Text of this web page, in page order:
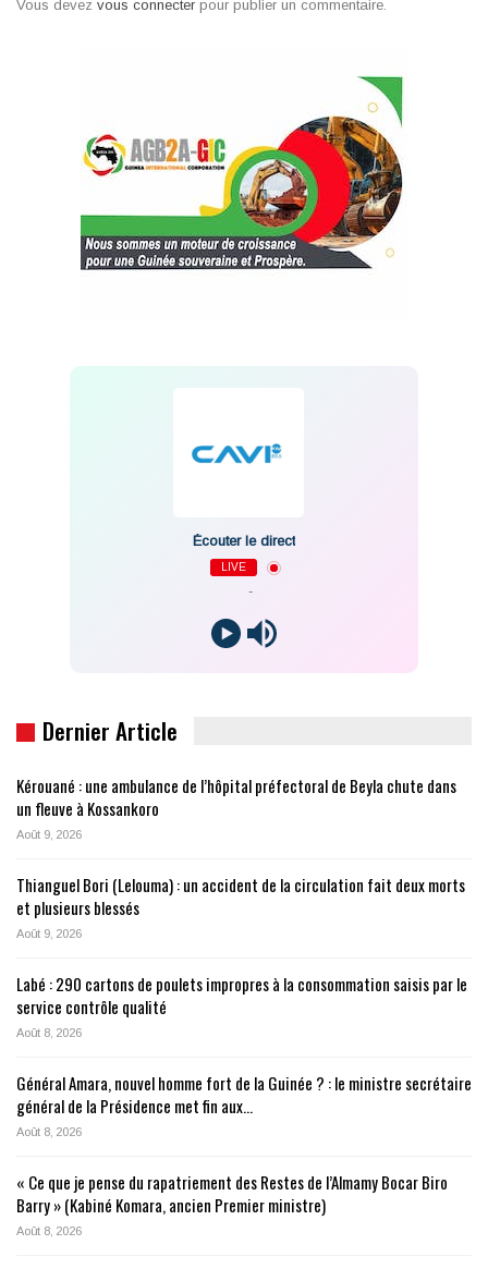
Vous devez vous connecter pour publier un commentaire.
Écouter le direct
LIVE
Dernier Article
Kérouané : une ambulance de l’hôpital préfectoral de Beyla chute dans
un fleuve à Kossankoro
Août 9, 2026
Thianguel Bori (Lelouma) : un accident de la circulation fait deux morts
et plusieurs blessés
Août 9, 2026
Labé : 290 cartons de poulets impropres à la consommation saisis par le
service contrôle qualité
Août 8, 2026
Général Amara, nouvel homme fort de la Guinée ? : le ministre secrétaire
général de la Présidence met fin aux…
Août 8, 2026
« Ce que je pense du rapatriement des Restes de l’Almamy Bocar Biro
Barry » (Kabiné Komara, ancien Premier ministre)
Août 8, 2026